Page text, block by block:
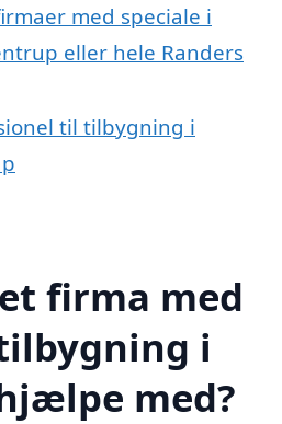
med speciale i
eller hele Randers
til tilbygning i
firma med
i
med?